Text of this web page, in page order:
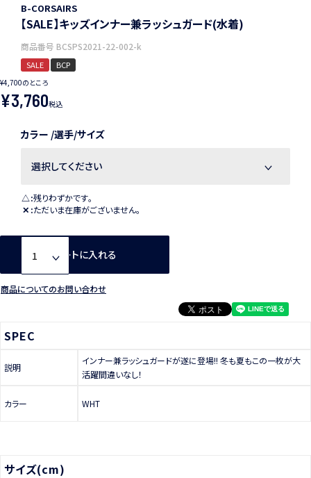
B-CORSAIRS
【SALE】キッズインナー兼ラッシュガード(水着)
商品番号 BCSPS2021-22-002-k
SALE BCP
¥4,700のところ
¥3,760税込
カラー 選手/サイズ
△ 残りわずかです。
✕ ただいま在庫がございません。
カートに入れる
商品についてのお問い合わせ
SPEC
説明
インナー兼ラッシュガードが遂に登場!! 冬も夏もこの一枚が大
活躍間違いなし！
カラー WHT
サイズ(cm)